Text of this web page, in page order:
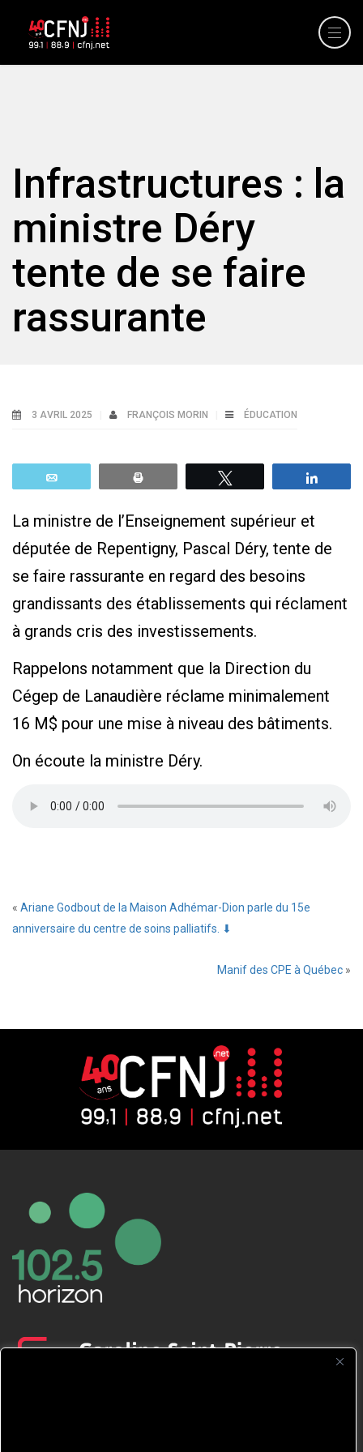
Infrastructures : la
ministre Déry
tente de se faire
rassurante
3 AVRIL 2025 FRANÇOIS MORIN ÉDUCATION
La ministre de l’Enseignement supérieur et
députée de Repentigny, Pascal Déry, tente de
se faire rassurante en regard des besoins
grandissants des établissements qui réclament
à grands cris des investissements.
Rappelons notamment que la Direction du
Cégep de Lanaudière réclame minimalement
16 M$ pour une mise à niveau des bâtiments.
On écoute la ministre Déry.
« Ariane Godbout de la Maison Adhémar-Dion parle du 15e
anniversaire du centre de soins palliatifs. ⬇
Manif des CPE à Québec »